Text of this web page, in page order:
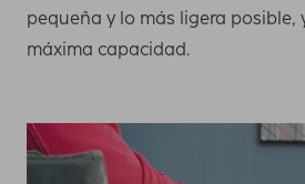
pequeña y lo más ligera posible,
máxima capacidad.